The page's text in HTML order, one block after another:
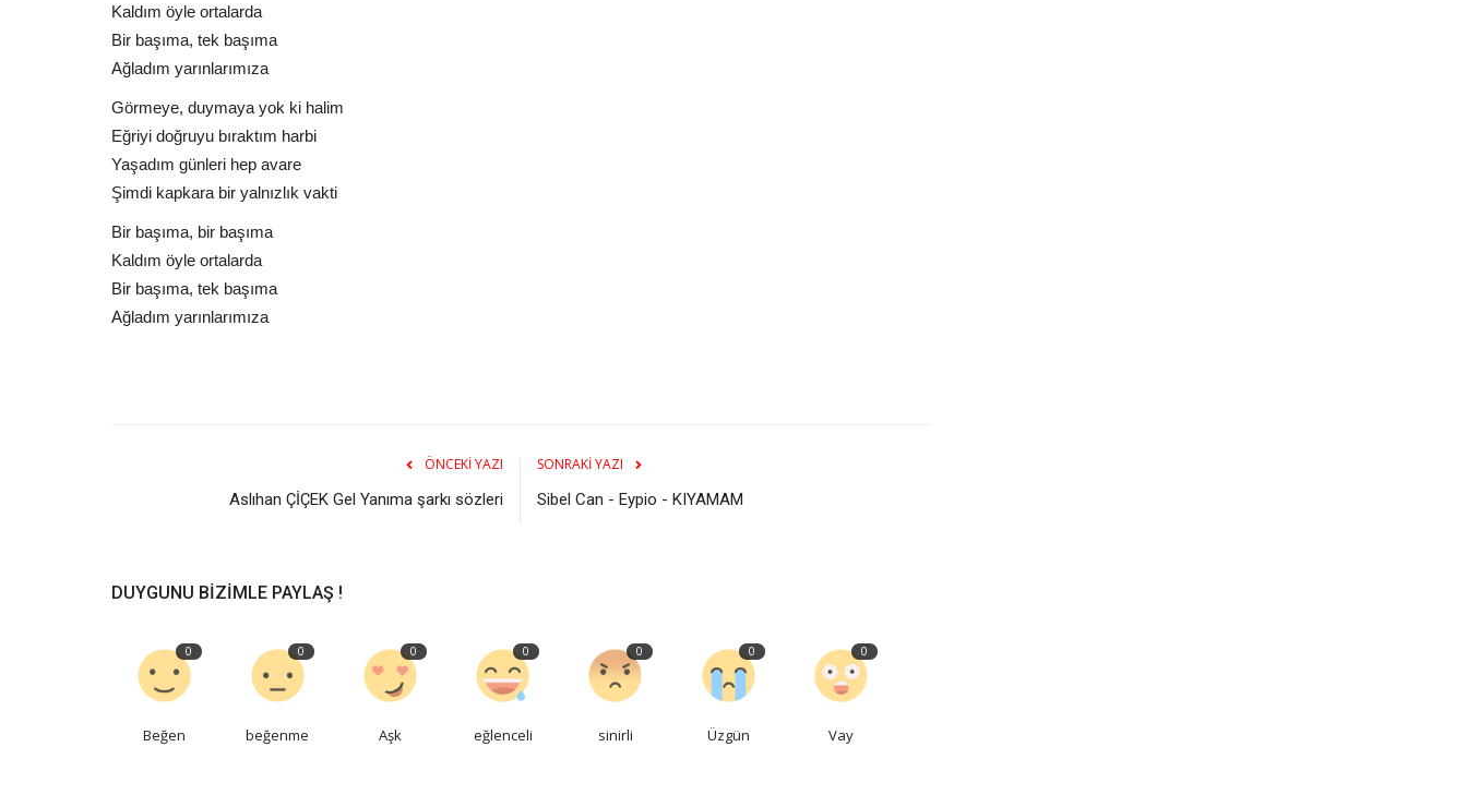
Kaldım öyle ortalarda
Bir başıma, tek başıma
Ağladım yarınlarımıza
Görmeye, duymaya yok ki halim
Eğriyi doğruyu bıraktım harbi
Yaşadım günleri hep avare
Şimdi kapkara bir yalnızlık vakti
Bir başıma, bir başıma
Kaldım öyle ortalarda
Bir başıma, tek başıma
Ağladım yarınlarımıza
ÖNCEKI YAZI
Aslıhan ÇİÇEK Gel Yanıma şarkı sözleri
SONRAKI YAZI
Sibel Can - Eypio - KIYAMAM
DUYGUNU BIZIMLE PAYLAŞ !
0
Beğen
0
beğenme
0
Aşk
0
eğlenceli
0
sinirli
0
Üzgün
0
Vay